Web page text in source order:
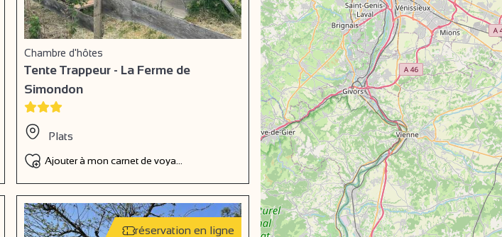
Chambre d'hôtes
Tente Trappeur - La Ferme de
Simondon
Plats
Ajouter à mon carnet de voyage
réservation en ligne